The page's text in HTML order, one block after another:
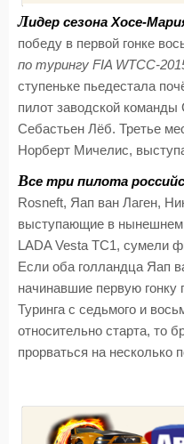
Лидер сезона Хосе-
победу в первой гонке
по турингу FIA WTCC-
ступеньке пьедестала
пилот заводской
Себастьен Лёб. Третье
Норберт Мичелис,
Все три пилота
Rosneft, Яап ван Лаген,
выступающие в нынешнем
LADA Vesta TC1, сумели
Если оба голландца Яап
начинавшие первую гонку
Туринга с седьмого и
относительно старта, то
прорваться на несколько